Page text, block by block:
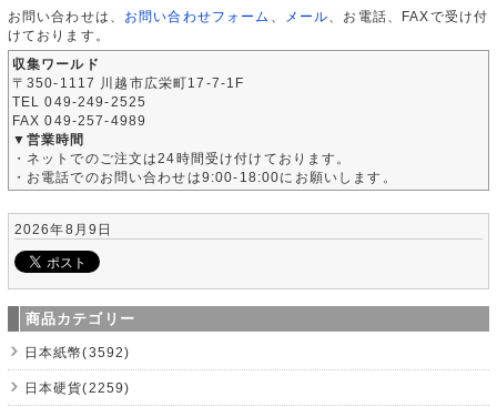
お問い合わせは、 お問い合わせフォーム メール 、お電話、FAXで受け付
けております。
収集ワールド
〒350-1117 川越市広栄町17-7-1F
TEL 049-249-2525
FAX 049-257-4989
▼営業時間
・ネットでのご注文は24時間受け付けております。
・お電話でのお問い合わせは9:00-18:00にお願いします。
2026年8月9日
商品カテゴリー
日本紙幣(3592)
日本硬貨(2259)